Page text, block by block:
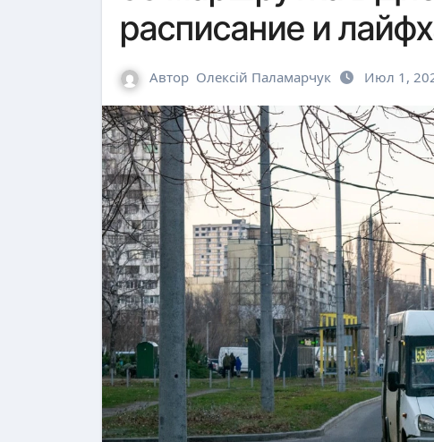
расписание и
Автор Олексій Паламарчук Июл 1,